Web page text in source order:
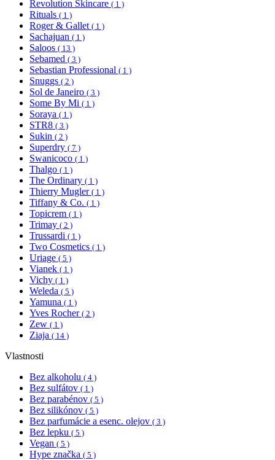
Revolution Skincare ( 1 )
Rituals ( 1 )
Roger & Gallet ( 1 )
Sachajuan ( 1 )
Saloos ( 13 )
Sebamed ( 3 )
Sebastian Professional ( 1 )
Snuggs ( 2 )
Sol de Janeiro ( 3 )
Some By Mi ( 1 )
Soraya ( 1 )
STR8 ( 3 )
Sukin ( 2 )
Superdry ( 7 )
Swanicoco ( 1 )
Thalgo ( 1 )
The Ordinary ( 1 )
Thierry Mugler ( 1 )
Tiffany & Co. ( 1 )
Topicrem ( 1 )
Trimay ( 2 )
Trussardi ( 1 )
Two Cosmetics ( 1 )
Uriage ( 5 )
Vianek ( 1 )
Vichy ( 1 )
Weleda ( 5 )
Yamuna ( 1 )
Yves Rocher ( 2 )
Zew ( 1 )
Ziaja ( 14 )
Vlastnosti
Bez alkoholu ( 4 )
Bez sulfátov ( 1 )
Bez parabénov ( 5 )
Bez silikónov ( 5 )
Bez parfumácie a esenc. olejov ( 3 )
Bez lepku ( 5 )
Vegan ( 5 )
Hype značka ( 5 )